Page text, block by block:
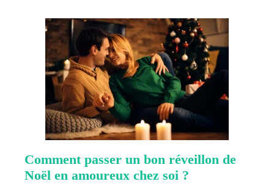
Comment passer un bon réveillon de
Noël en amoureux chez soi ?